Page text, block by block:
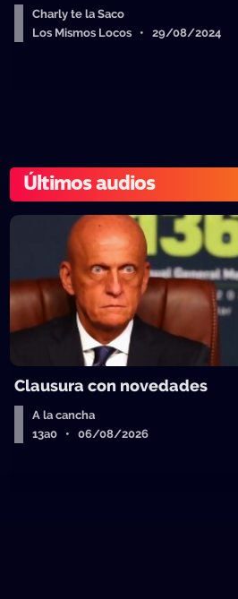
Charly te la Saco
Los Mismos Locos • 29/08/2024
Últimos audios
Clausura con novedades
A la cancha
13a0 • 06/08/2026